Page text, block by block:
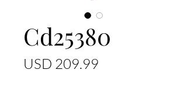
Cd25380
USD 209.99